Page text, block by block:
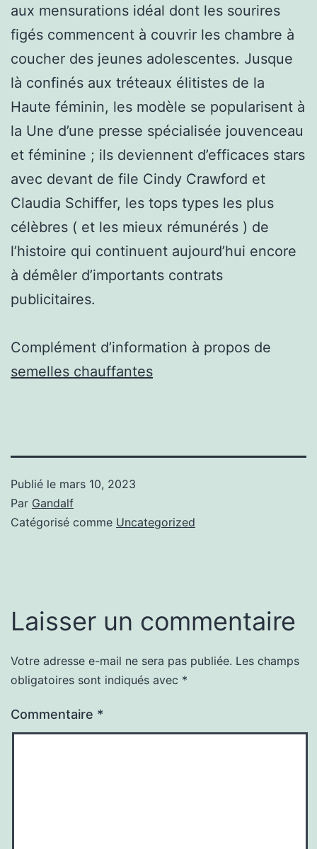
aux mensurations idéal dont les sourires
figés commencent à couvrir les chambre à
coucher des jeunes adolescentes. Jusque
là confinés aux tréteaux élitistes de la
Haute féminin, les modèle se popularisent à
la Une d’une presse spécialisée jouvenceau
et féminine ; ils deviennent d’efficaces stars
avec devant de file Cindy Crawford et
Claudia Schiffer, les tops types les plus
célèbres ( et les mieux rémunérés ) de
l’histoire qui continuent aujourd’hui encore
à démêler d’importants contrats
publicitaires.
Complément d’information à propos de
semelles chauffantes
Publié le mars 10, 2023
Par Gandalf
Catégorisé comme Uncategorized
Laisser un commentaire
Votre adresse e-mail ne sera pas publiée. Les champs
obligatoires sont indiqués avec *
Commentaire *